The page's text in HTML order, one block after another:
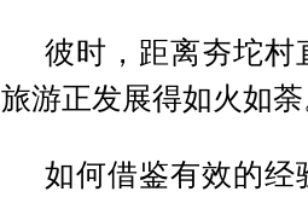
彼时，距离夯坨村
旅游正发展得如火如
如何借鉴有效的经